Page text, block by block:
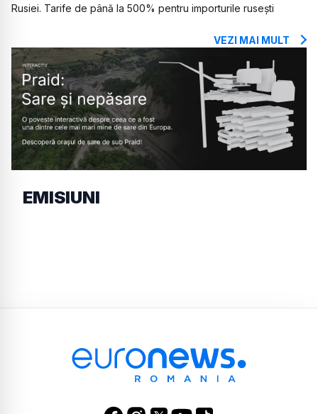
Rusiei. Tarife de până la 500% pentru importurile rusești
VEZI MAI MULT
EMISIUNI